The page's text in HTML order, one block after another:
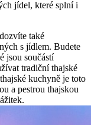
jídel, které splní i
také
s jídlem. Budete
jsou součástí
tradiční thajské
kuchyně je toto
a pestrou thajskou